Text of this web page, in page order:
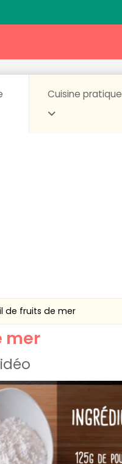
Cuisine pratique
de fruits de mer
mer